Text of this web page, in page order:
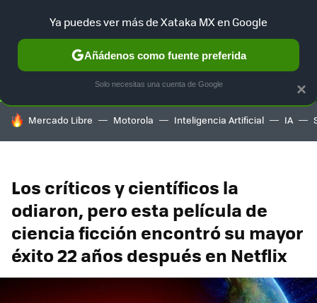
SELECCIÓN GAMING HOME AUTO TERRITORIO
HOY SE HABLA DE
Mercado Libre Motorola Inteligencia Artificial IA
Los críticos y científicos la
odiaron, pero esta película de
ciencia ficción encontró su mayor
éxito 22 años después en Netflix
×
Ya puedes ver más de Xataka MX en Google
Añádenos como fuente preferida
Solo necesitas una cuenta de Google